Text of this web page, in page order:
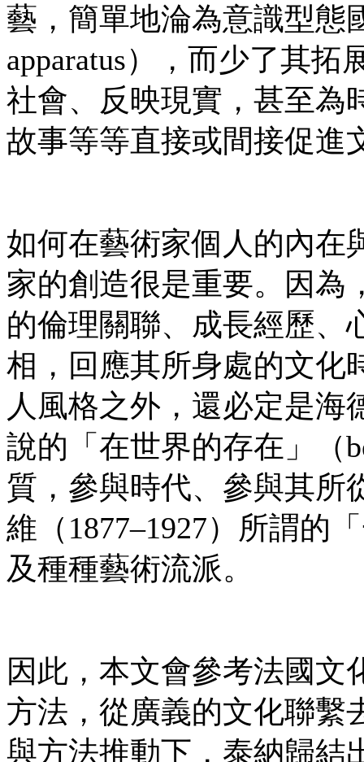
藝，簡單地淪為意識型態
apparatus），而少了其
社會、反映現實，甚至為
故事等等直接或間接促進
如何在藝術家個人的內在
家的創造很是重要。因為
的倫理關聯、成長經歷、
相，回應其所身處的文化
人風格之外，還必定是海
說的「在世界的存在」（
質，參與時代、參與其所
維（1877–1927）所謂的
及種種藝術流派。
因此，本文會參考法國文
方法，從廣義的文化聯繫
與方法推動下，泰納歸結